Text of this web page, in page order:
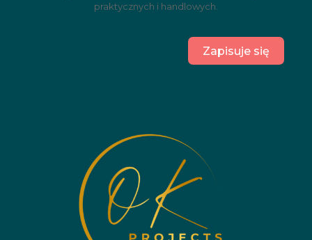
praktycznych i handlowych.
Zapisuje się